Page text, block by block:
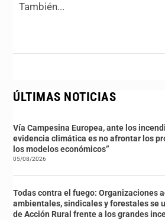
También...
ÚLTIMAS NOTICIAS
Vía Campesina Europea, ante los
evidencia climática es no afrontar los
los modelos económicos”
05/08/2026
Todas contra el fuego: Organizaciones
ambientales, sindicales y forestales se
de Acción Rural frente a los grandes